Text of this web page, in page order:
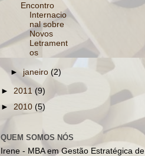
Encontro
Internacio
nal sobre
Novos
Letrament
os
► janeiro(2)
► 2011 (9)
► 2010 (5)
QUEM SOMOS NÓS
Irene - MBA em Gestão Estratégica de